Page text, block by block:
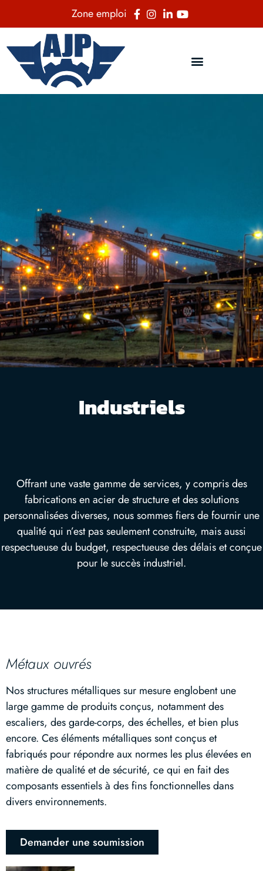
Zone emploi
Industriels
Offrant une vaste gamme de services, y compris des
fabrications en acier de structure et des solutions
personnalisées diverses, nous sommes fiers de fournir une
qualité qui n’est pas seulement construite, mais aussi
respectueuse du budget, respectueuse des délais et conçue
pour le succès industriel.
Métaux ouvrés
Nos structures métalliques sur mesure englobent une
large gamme de produits conçus, notamment des
escaliers, des garde-corps, des échelles, et bien plus
encore. Ces éléments métalliques sont conçus et
fabriqués pour répondre aux normes les plus élevées en
matière de qualité et de sécurité, ce qui en fait des
composants essentiels à des fins fonctionnelles dans
divers environnements.
Demander une soumission